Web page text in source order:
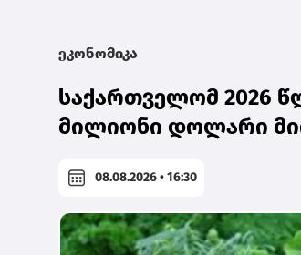
ეკონომიკა
საქართველომ 2026
მილიონი დოლარი
08.08.2026 • 16:30